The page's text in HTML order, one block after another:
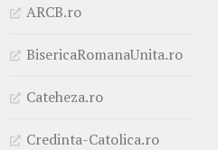
ARCB.ro
BisericaRomanaUnita.ro
Cateheza.ro
Credinta-Catolica.ro